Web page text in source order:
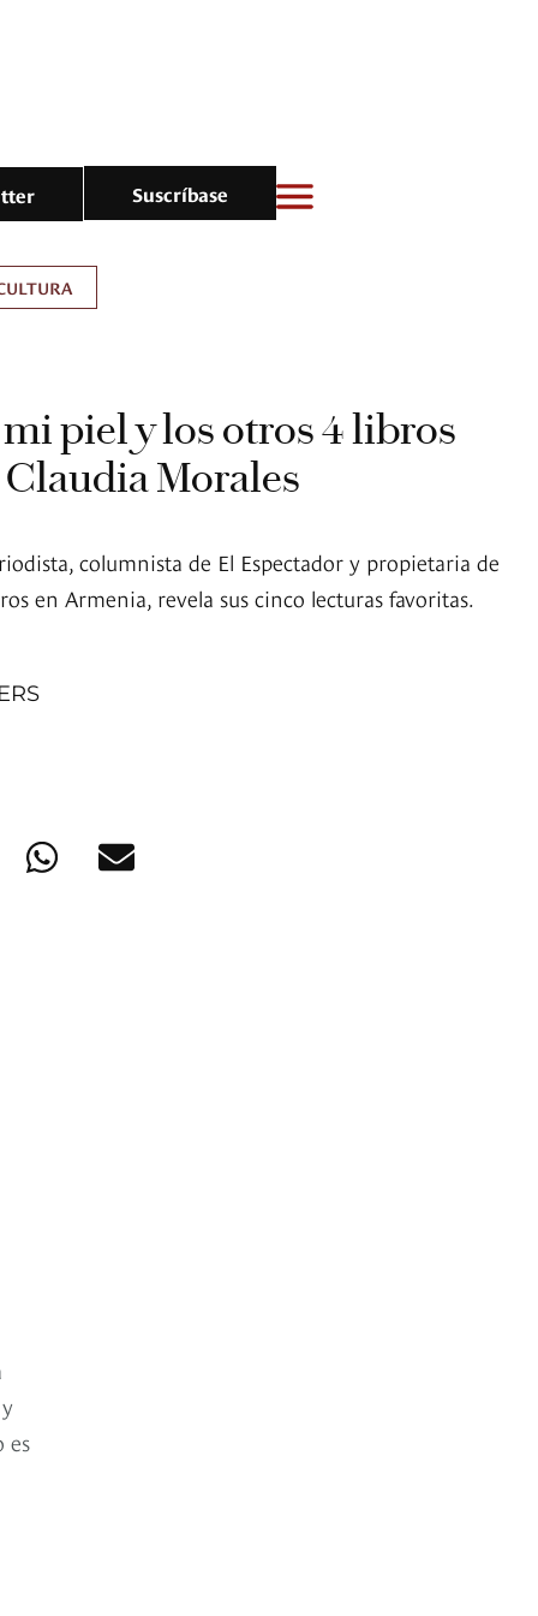
Suscríbase
piel y los otros 4 libros
Morales
columnista de El Espectador y propietaria de
en Armenia, revela sus cinco lecturas favoritas.
es